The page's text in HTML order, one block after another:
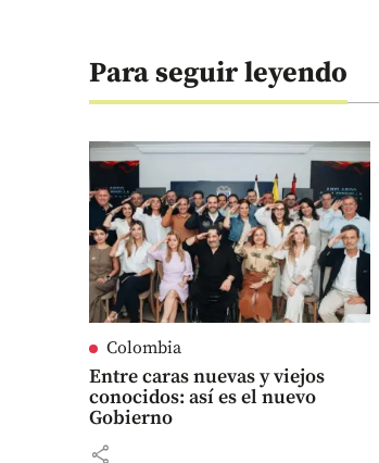
Para seguir leyendo
Colombia
Entre caras nuevas y viejos
conocidos: así es el nuevo
Gobierno
share